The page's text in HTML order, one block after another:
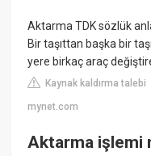
Aktarma TDK sözlük
Bir taşıttan başka bir
yere birkaç araç
Kaynak kaldırma talebi
mynet.com
Aktarma işlemi